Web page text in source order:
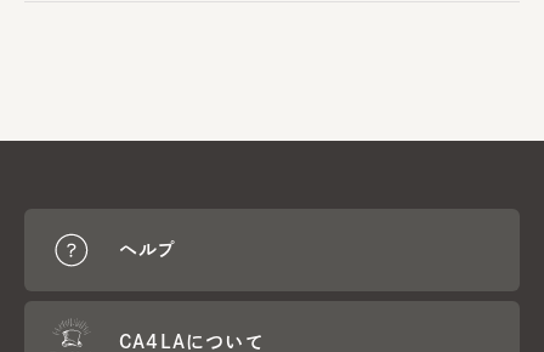
ヘルプ
CA4LAについて